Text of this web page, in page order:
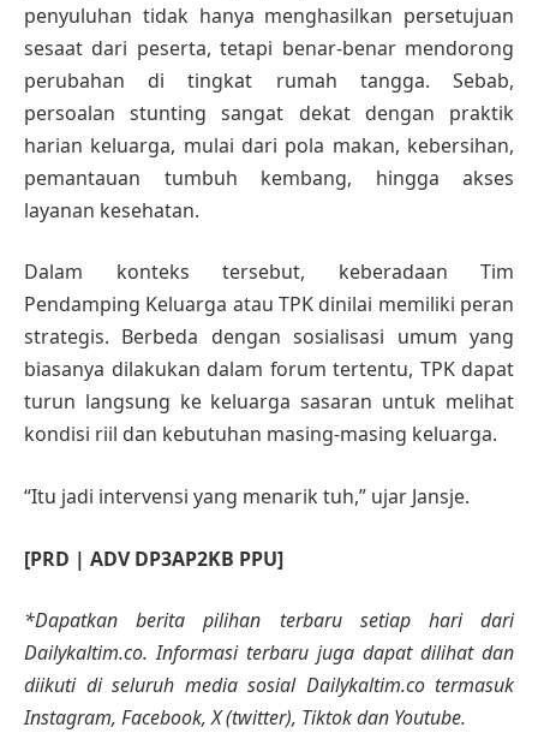
penyuluhan tidak hanya menghasilkan persetujuan
sesaat dari peserta, tetapi benar-benar mendorong
perubahan di tingkat rumah tangga. Sebab,
persoalan stunting sangat dekat dengan praktik
harian keluarga, mulai dari pola makan, kebersihan,
pemantauan tumbuh kembang, hingga akses
layanan kesehatan.
Dalam konteks tersebut, keberadaan Tim
Pendamping Keluarga atau TPK dinilai memiliki peran
strategis. Berbeda dengan sosialisasi umum yang
biasanya dilakukan dalam forum tertentu, TPK dapat
turun langsung ke keluarga sasaran untuk melihat
kondisi riil dan kebutuhan masing-masing keluarga.
“Itu jadi intervensi yang menarik tuh,” ujar Jansje.
[PRD | ADV DP3AP2KB PPU]
*Dapatkan berita pilihan terbaru setiap hari dari
Dailykaltim.co. Informasi terbaru juga dapat dilihat dan
diikuti di seluruh media sosial Dailykaltim.co termasuk
Instagram, Facebook, X (twitter), Tiktok dan Youtube.